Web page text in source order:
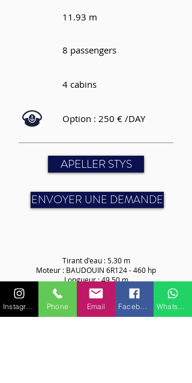
11.93 m
8 passengers
4 cabins
Option : 250 € /DAY
APELLER STYS
ENVOYER UNE DEMANDE
Tirant d'eau : 5.30 m
Moteur : BAUDOUIN 6R124 - 460 hp
Longueur : 49.50 m
Vitesse de croisière : 8 nds
Vitesse maximum : 15 nds
Phone Email